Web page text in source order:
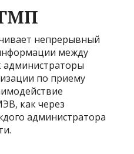
непрерывный
между
администраторы
по приему
как через
администратора